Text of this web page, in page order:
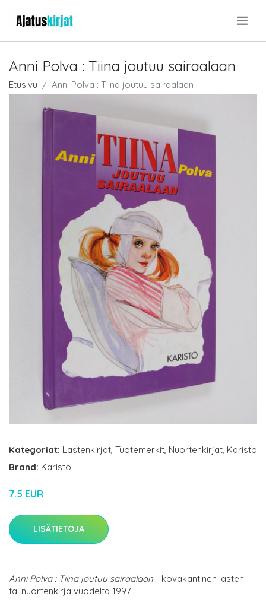
Anni Polva : Tiina joutuu sairaalaan
Etusivu Anni Polva : Tiina joutuu sairaalaan
Kategoriat: Lastenkirjat, Tuotemerkit, Nuortenkirjat, Karisto
Brand: Karisto
7.5 EUR
LISÄTIETOJA
Anni Polva : Tiina joutuu sairaalaan - kovakantinen lasten-
tai nuortenkirja vuodelta 1997